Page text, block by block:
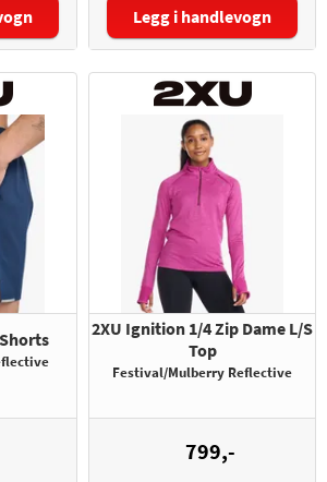
Legg i handlevogn
2XU Ignition 1/4 Zip Dame L/S
Top
Festival/Mulberry Reflective
799,-